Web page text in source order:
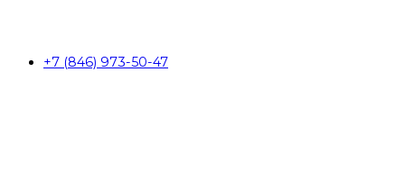
+7 (846) 973-50-47